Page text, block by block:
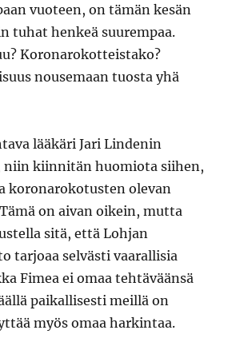
vuoteen, on tämän kesän
tuhat henkeä suurempaa.
Koronarokotteistako?
nousemaan tuosta yhä
lääkäri Jari Lindenin
niin kiinnitän huomiota siihen,
koronarokotusten olevan
on aivan oikein, mutta
sitä, että Lohjan
tarjoaa selvästi vaarallisia
Fimea ei omaa tehtäväänsä
paikallisesti meillä on
myös omaa harkintaa.